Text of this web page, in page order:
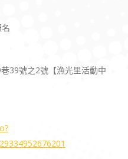
39號之2號【漁光里活動中